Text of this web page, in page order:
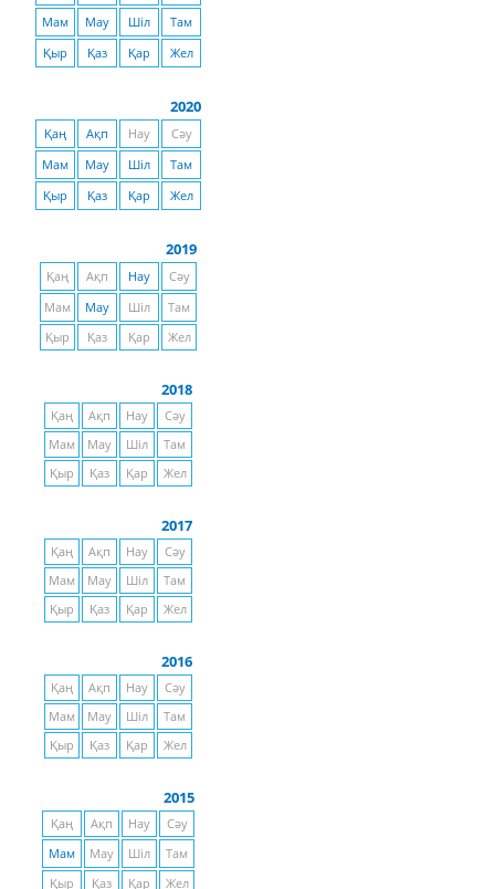
Мам Мау Шіл
Там
Қыр
Қаз Қар Жел
2020
Қаң Ақп Нау
Сәу
Мам
Мау Шіл
Там
Қыр
Қаз Қар Жел
2019
Қаң Ақп Нау
Сәу
Мам
Мау Шіл
Там
Қыр
Қаз Қар Жел
2018
Қаң Ақп Нау
Сәу
Мам
Мау Шіл
Там
Қыр
Қаз Қар Жел
2017
Қаң Ақп Нау
Сәу
Мам
Мау Шіл
Там
Қыр
Қаз Қар Жел
2016
Қаң Ақп Нау
Сәу
Мам
Мау Шіл
Там
Қыр
Қаз Қар Жел
2015
Қаң Ақп Нау
Сәу
Мам
Мау Шіл
Там
Қыр
Қаз Қар Жел